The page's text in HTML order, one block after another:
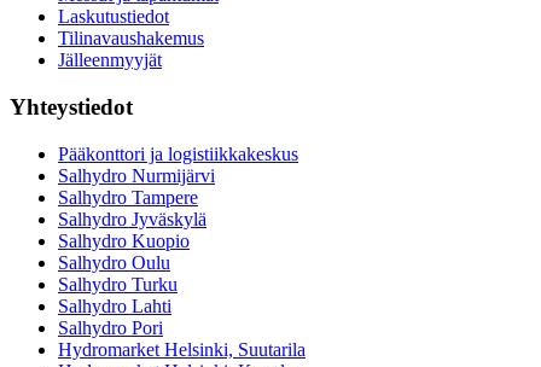
Laskutustiedot
Tilinavaushakemus
Jälleenmyyjät
Yhteystiedot
Pääkonttori ja logistiikkakeskus
Salhydro Nurmijärvi
Salhydro Tampere
Salhydro Jyväskylä
Salhydro Kuopio
Salhydro Oulu
Salhydro Turku
Salhydro Lahti
Salhydro Pori
Hydromarket Helsinki, Suutarila